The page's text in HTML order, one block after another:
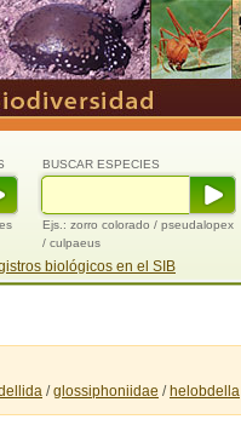
BUSCAR ESPECIES
Ejs.: zorro colorado / pseudalopex
/ culpaeus
biológicos en el SIB
/glossiphoniidae / helobdella